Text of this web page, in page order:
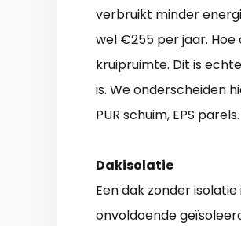
verbruikt minder
wel €255 per jaar.
kruipruimte. Dit is
is. We onderscheiden
PUR schuim, EPS
Dakisolatie
Een dak zonder
onvoldoende